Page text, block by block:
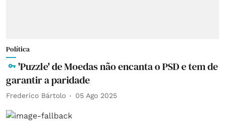
Política
'Puzzle' de Moedas não encanta o PSD e tem de
garantir a paridade
Frederico Bártolo 05 Ago 2025